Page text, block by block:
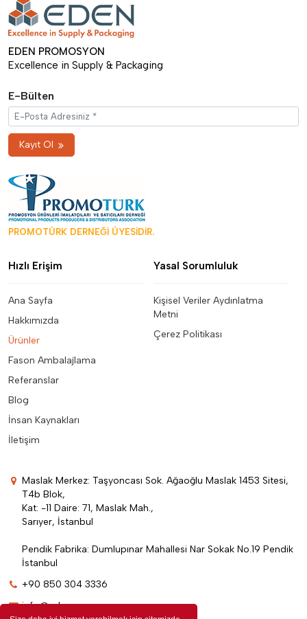
EDEN PROMOSYON
Excellence in Supply & Packaging
E-Bülten
Kayıt Ol
PROMOTÜRK DERNEĞİ ÜYESİDİR.
Hızlı Erişim
Ana Sayfa
Hakkımızda
Ürünler
Fason Ambalajlama
Referanslar
Blog
İnsan Kaynakları
İletişim
Yasal Sorumluluk
Kişisel Veriler Aydınlatma
Metni
Çerez Politikası
Maslak Merkez: Taşyoncası Sok. Ağaoğlu Maslak 1453 Sitesi,
T4b Blok,
Kat: -11 Daire: 71, Maslak Mah.,
Sarıyer, İstanbul
Pendik Fabrika: Dumlupınar Mahallesi Nar Sokak No.19 Pendik
İstanbul
+90 850 304 3336
info@edenpromosyon.com